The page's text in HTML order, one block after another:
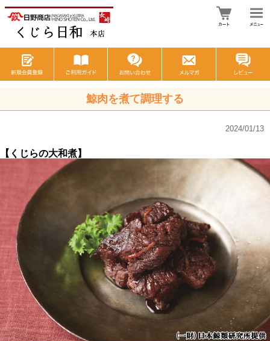
鯨肉を煮て調理する
2024/01/13
【くじらの大和煮】